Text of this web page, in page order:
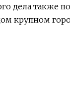
дела также
крупном